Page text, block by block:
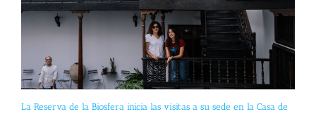
La Reserva de la Biosfera inicia las visitas a su sede en la Casa de